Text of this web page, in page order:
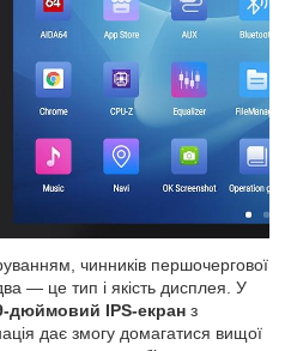
чинників першочергової
— це тип і якість дисплея. У
дюймовий IPS-екран з
дає змогу домагатися вищої